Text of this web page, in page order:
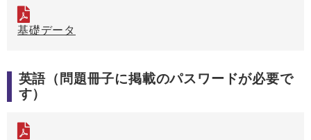
基礎データ
英語（問題冊子に掲載のパスワードが必要で
す）